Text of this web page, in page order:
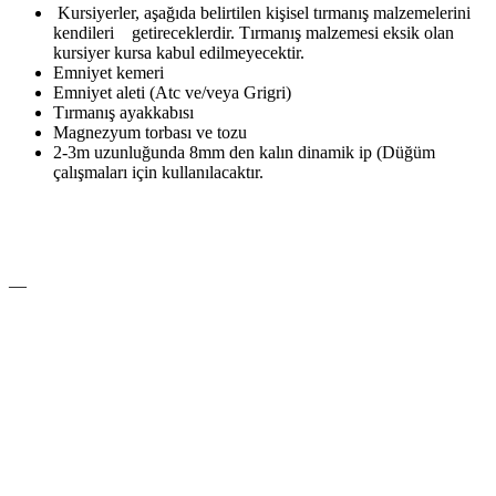
Kursiyerler, aşağıda belirtilen kişisel tırmanış malzemelerini
kendileri getireceklerdir. Tırmanış malzemesi eksik olan
kursiyer kursa kabul edilmeyecektir.
Emniyet kemeri
Emniyet aleti (Atc ve/veya Grigri)
Tırmanış ayakkabısı
Magnezyum torbası ve tozu
2-3m uzunluğunda 8mm den kalın dinamik ip (Düğüm
çalışmaları için kullanılacaktır.
—